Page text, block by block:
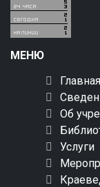
МЕНЮ
Главная
Об
Услуги